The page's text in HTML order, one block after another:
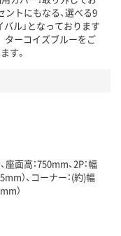
ントにもなる、選べる9
ル」となっております
ーコイズブルーをご
す。
面高：750mm、2P：幅
）、コーナー：(約)幅
）